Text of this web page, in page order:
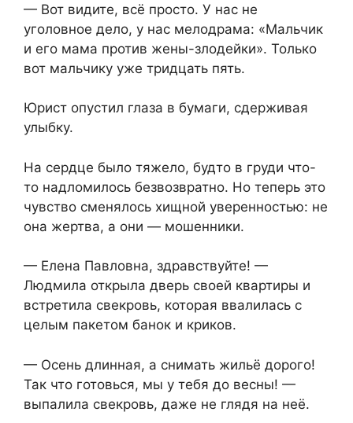
— Вот видите, всё просто. У нас не
уголовное дело, у нас мелодрама: «Мальчик
и его мама против жены-злодейки». Только
вот мальчику уже тридцать пять.
Юрист опустил глаза в бумаги, сдерживая
улыбку.
На сердце было тяжело, будто в груди что-
то надломилось безвозвратно. Но теперь это
чувство сменялось хищной уверенностью: не
она жертва, а они — мошенники.
— Елена Павловна, здравствуйте! —
Людмила открыла дверь своей квартиры и
встретила свекровь, которая ввалилась с
целым пакетом банок и криков.
— Осень длинная, а снимать жильё дорого!
Так что готовься, мы у тебя до весны! —
выпалила свекровь, даже не глядя на неё.